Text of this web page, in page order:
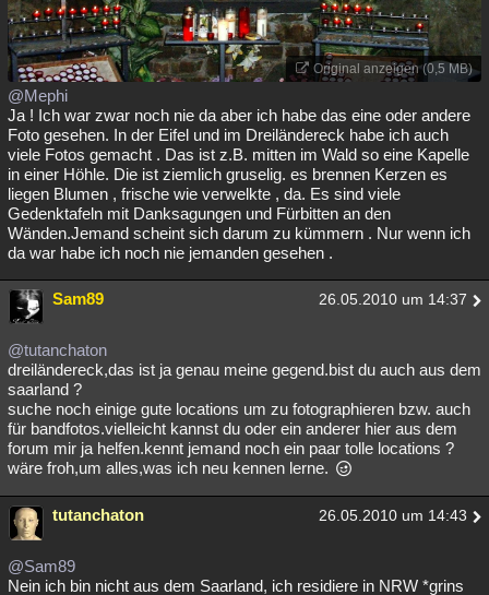
Original anzeigen (0,5 MB)
@Mephi
Ja ! Ich war zwar noch nie da aber ich habe das eine oder andere
Foto gesehen. In der Eifel und im Dreiländereck habe ich auch
viele Fotos gemacht . Das ist z.B. mitten im Wald so eine Kapelle
in einer Höhle. Die ist ziemlich gruselig. es brennen Kerzen es
liegen Blumen , frische wie verwelkte , da. Es sind viele
Gedenktafeln mit Danksagungen und Fürbitten an den
Wänden.Jemand scheint sich darum zu kümmern . Nur wenn ich
da war habe ich noch nie jemanden gesehen .
Sam89 26.05.2010 um 14:37
@tutanchaton
dreiländereck,das ist ja genau meine gegend.bist du auch aus dem
saarland ?
suche noch einige gute locations um zu fotographieren bzw. auch
für bandfotos.vielleicht kannst du oder ein anderer hier aus dem
forum mir ja helfen.kennt jemand noch ein paar tolle locations ?
wäre froh,um alles,was ich neu kennen lerne.
tutanchaton 26.05.2010 um 14:43
@Sam89
Nein ich bin nicht aus dem Saarland, ich residiere in NRW *grins